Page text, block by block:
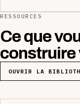
RESSOURCES
Ce que
construire
OUVRIR LA